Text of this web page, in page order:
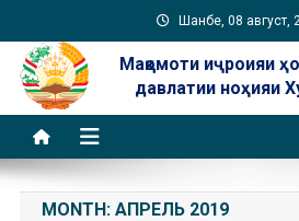
to
content
Шанбе, 08 август,
Мақомоти иҷроияи
давлатии ноҳияи
MONTH: АПРЕЛЬ 2019